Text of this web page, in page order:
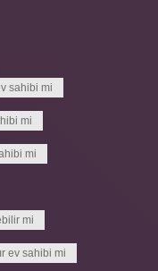
sahibi mi
mi
mi
mi
ev sahibi mi